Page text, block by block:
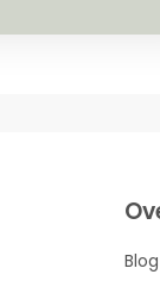
Blog